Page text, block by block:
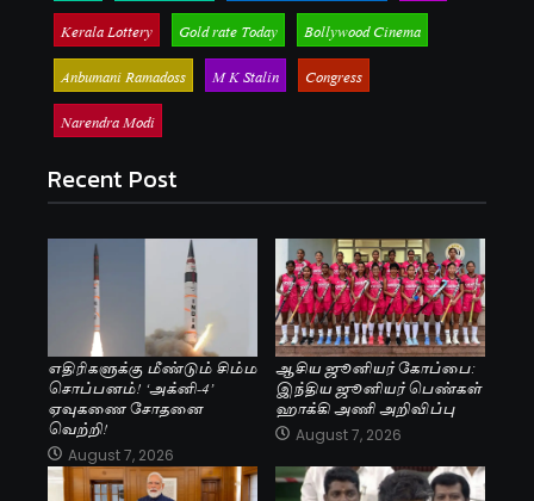
Kerala Lottery
Gold rate Today
Bollywood Cinema
Anbumani Ramadoss
M K Stalin
Congress
Narendra Modi
Recent Post
எதிரிகளுக்கு மீண்டும் சிம்ம
சொப்பனம்! ‘அக்னி-4’
ஏவுகணை சோதனை
வெற்றி!
August 7, 2026
ஆசிய ஜூனியர் கோப்பை:
இந்திய ஜூனியர் பெண்கள்
ஹாக்கி அணி அறிவிப்பு
August 7, 2026